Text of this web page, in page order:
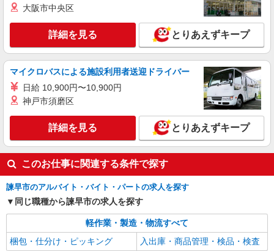
大阪市中央区
詳細を見る とりあえずキープ
マイクロバスによる施設利用者送迎ドライバー
日給 10,900円〜10,900円
神戸市須磨区
詳細を見る とりあえずキープ
このお仕事に関連する条件で探す
諫早市のアルバイト・バイト・パートの求人を探す
同じ職種から諫早市の求人を探す
軽作業・製造・物流すべて
梱包・仕分け・ピッキング
入出庫・商品管理・検品・検査